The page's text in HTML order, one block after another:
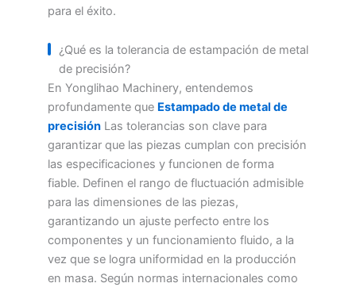
para el éxito.
¿Qué es la tolerancia de estampación de metal
de precisión?
En Yonglihao Machinery, entendemos
profundamente que Estampado de metal de
precisión Las tolerancias son clave para
garantizar que las piezas cumplan con precisión
las especificaciones y funcionen de forma
fiable. Definen el rango de fluctuación admisible
para las dimensiones de las piezas,
garantizando un ajuste perfecto entre los
componentes y un funcionamiento fluido, a la
vez que se logra uniformidad en la producción
en masa. Según normas internacionales como